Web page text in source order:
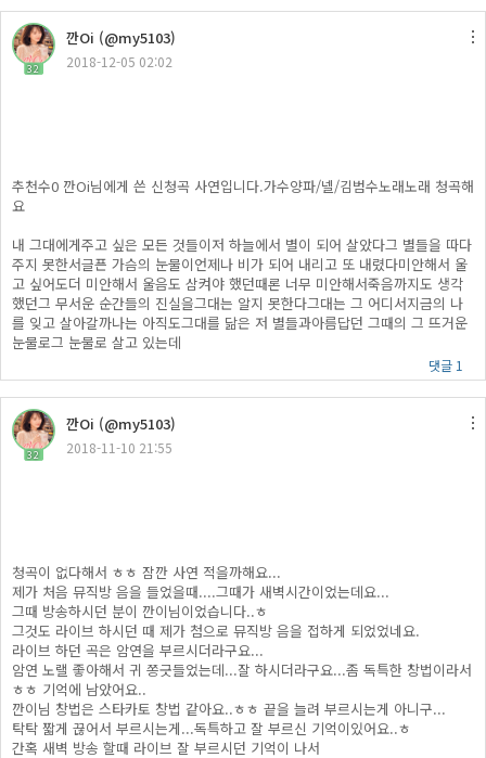
32
깐Oi (@my5103)
2018-12-05 02:02
추천수0 깐Oi님에게 쓴 신청곡 사연입니다.가수양파/넬/김범수노래노래 청곡해
요
내 그대에게주고 싶은 모든 것들이저 하늘에서 별이 되어 살았다그 별들을 따다
주지 못한서글픈 가슴의 눈물이언제나 비가 되어 내리고 또 내렸다미안해서 울
고 싶어도더 미안해서 울음도 삼켜야 했던때론 너무 미안해서죽음까지도 생각
했던그 무서운 순간들의 진실을그대는 알지 못한다그대는 그 어디서지금의 나
를 잊고 살아갈까나는 아직도그대를 닮은 저 별들과아름답던 그때의 그 뜨거운
눈물로그 눈물로 살고 있는데
댓글 1
32
깐Oi (@my5103)
2018-11-10 21:55
청곡이 없다해서 ㅎㅎ 잠깐 사연 적을까해요...
제가 처음 뮤직방 음을 들었을때....그때가 새벽시간이었는데요...
그때 방송하시던 분이 깐이님이었습니다..ㅎ
그것도 라이브 하시던 때 제가 첨으로 뮤직방 음을 접하게 되었었네요.
라이브 하던 곡은 암연을 부르시더라구요...
암연 노랠 좋아해서 귀 쫑긋들었는데...잘 하시더라구요...좀 독특한 창법이라서
ㅎㅎ 기억에 남았어요..
깐이님 창법은 스타카토 창법 같아요..ㅎㅎ 끝을 늘려 부르시는게 아니구...
탁탁 짧게 끊어서 부르시는게...독특하고 잘 부르신 기억이있어요..ㅎ
간혹 새벽 방송 할때 라이브 잘 부르시던 기억이 나서